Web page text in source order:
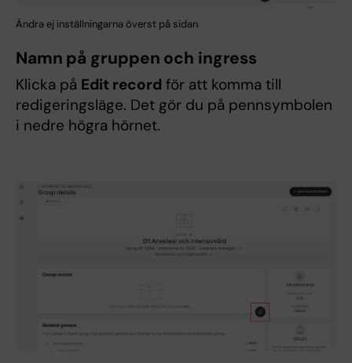
Ändra ej inställningarna överst på sidan
Namn på gruppen och ingress
Klicka på Edit record för att komma till
redigeringsläge. Det gör du på pennsymbolen
i nedre högra hörnet.